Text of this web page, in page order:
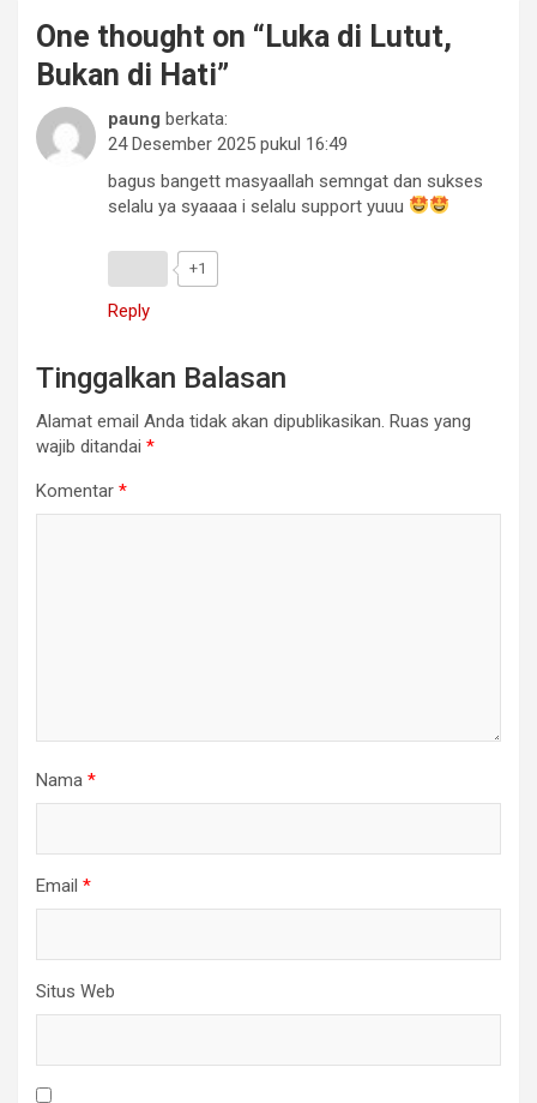
One thought on “Luka di Lutut,
Bukan di Hati”
paung berkata:
24 Desember 2025 pukul 16:49
bagus bangett masyaallah semngat dan sukses
selalu ya syaaaa i selalu support yuuu
+1
Reply
Tinggalkan Balasan
Alamat email Anda tidak akan dipublikasikan. Ruas yang
wajib ditandai *
Komentar *
Nama *
Email *
Situs Web